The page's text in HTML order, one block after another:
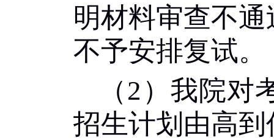
明材料审查不
不予安排复试。
（ 2 ）我院对
招生计划由高